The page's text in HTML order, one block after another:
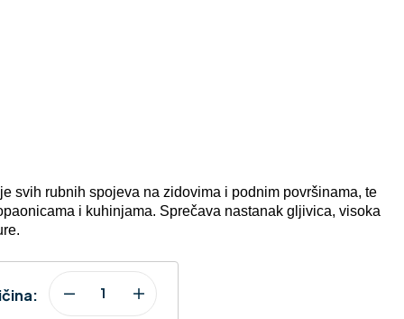
svih rubnih spojeva na zidovima i podnim površinama, te
i kuhinjama. Sprečava nastanak gljivica, visoka